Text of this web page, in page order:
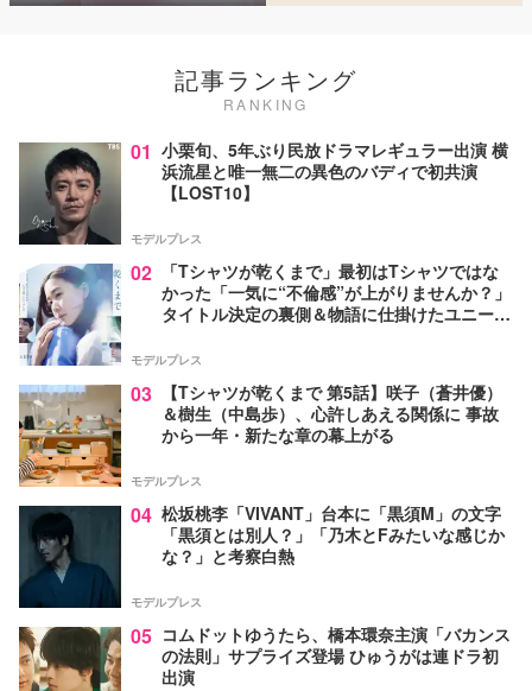
記事ランキング
RANKING
01 小栗旬、5年ぶり民放ドラマレギュラー出演 横
浜流星と唯一無二の異色のバディで初共演
【LOST10】
モデルプレス
02
「Tシャツが乾くまで」最初はTシャツではな
かった「一気に“不倫感”が上がりませんか？」
タイトル決定の裏側＆物語に仕掛けたユニーク
モデルプレス
03
【Tシャツが乾くまで 第5話】咲子（蒼井優）
＆樹生（中島歩）、心許しあえる関係に 事故
から一年・新たな章の幕上がる
モデルプレス
04 松坂桃李「VIVANT」台本に「黒須M」の文字
「黒須とは別人？」「乃木とFみたいな感じか
な？」と考察白熱
モデルプレス
05 コムドットゆうたら、橋本環奈主演「バカンス
の法則」サプライズ登場 ひゅうがは連ドラ初
出演